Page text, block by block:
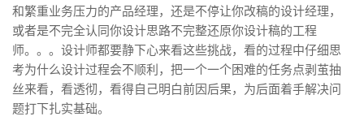
和繁重业务压力的产品经理，还是不停让你改稿的设计经理，
或者是不完全认同你设计思路不完整还原你设计稿的工程
师。。。设计师都要静下心来看这些挑战，看的过程中仔细思
考为什么设计过程会不顺利，把一个一个困难的任务点剥茧抽
丝来看，看透彻，看得自己明白前因后果，为后面着手解决问
题打下扎实基础。